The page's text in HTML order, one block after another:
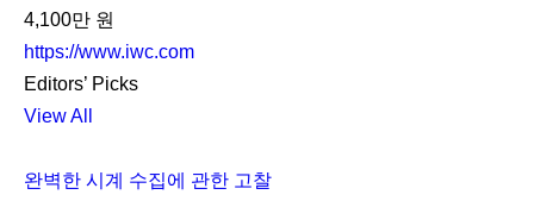
4,100만 원
https://www.iwc.com
Editors’ Picks
View All
완벽한 시계 수집에 관한 고찰